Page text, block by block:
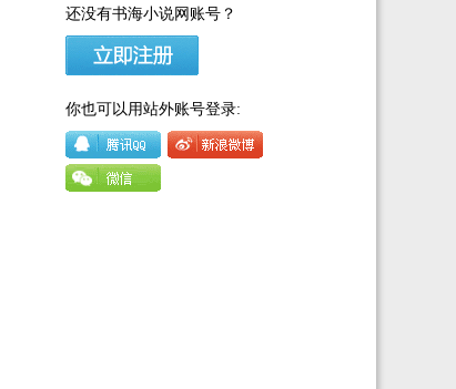
还没有书海小说网账号？
你也可以用站外账号登录: